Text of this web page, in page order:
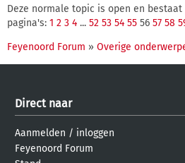
Deze normale topic is open en bestaat
pagina's: 1 2 3 4 ... 52 53 54 55 56 57 58
Feyenoord Forum » Overige
Direct naar
Aanmelden / inloggen
Feyenoord Forum